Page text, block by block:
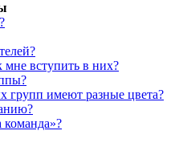
мне вступить в них?
групп имеют разные цвета?
команда»?